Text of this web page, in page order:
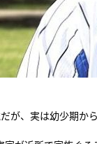
が、実は幼少期か